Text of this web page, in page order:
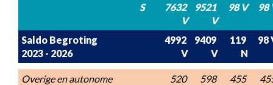
S
7632
V
9521
V
98 V 98
Saldo Begroting
2023 - 2026
4992
V
9409
V
119
N
98
Overige en autonome
520
598
455